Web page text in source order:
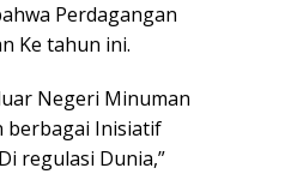
Perdagangan
Ke tahun ini.
Negeri Minuman
berbagai Inisiatif
regulasi Dunia,”